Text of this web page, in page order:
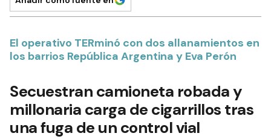
El operativo TERminó con dos allanamientos en
los barrios República Argentina y Eva Perón
Secuestran camioneta robada y
millonaria carga de cigarrillos tras
una fuga de un control vial